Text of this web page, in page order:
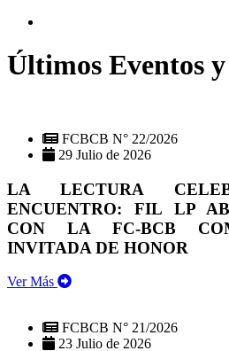
Últimos Eventos
FCBCB N° 22/2026
29 Julio de 2026
LA LECTURA
ENCUENTRO: FIL LP
CON LA FC-BCB
INVITADA DE HONOR
Ver Más
FCBCB N° 21/2026
23 Julio de 2026